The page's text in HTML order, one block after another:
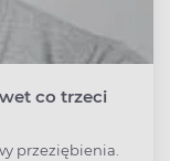
co trzeci
przeziębienia.